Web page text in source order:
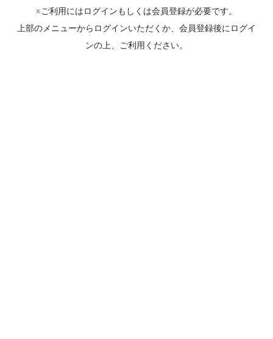
※ご利用にはログインもしくは会員登録が必要です。
上部のメニューからログインいただくか、会員登録後にログイ
ンの上、ご利用ください。